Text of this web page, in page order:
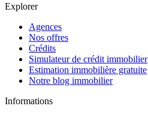
Explorer
Agences
Nos offres
Crédits
Simulateur de crédit immobilier
Estimation immobilière gratuite
Notre blog immobilier
Informations